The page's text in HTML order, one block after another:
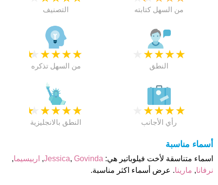
التصنيف من السهل كتابته
★
★
★
★
★
من السهل تذكره
★
★
★
★
النطق
★
★
★
★
★
النطق بالانجليزية
★
★
★
★
رأي الأجانب
أسماء مناسبة
اسماء متناسقة لأخت فيلوباتير هي: Jessica, Govinda
, اربيسيما,
نرفانا, مارينا. عرض أسماء اكثر مناسبة.